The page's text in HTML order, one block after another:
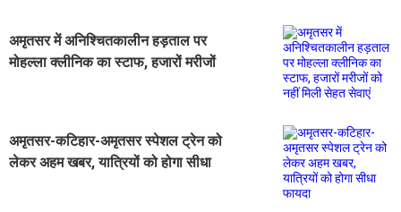
अमृतसर में अनिश्चितकालीन हड़ताल पर
मोहल्ला क्लीनिक का स्टाफ, हजारों मरीजों
अमृतसर-कटिहार-अमृतसर स्पेशल ट्रेन को
लेकर अहम खबर, यात्रियों को होगा सीधा